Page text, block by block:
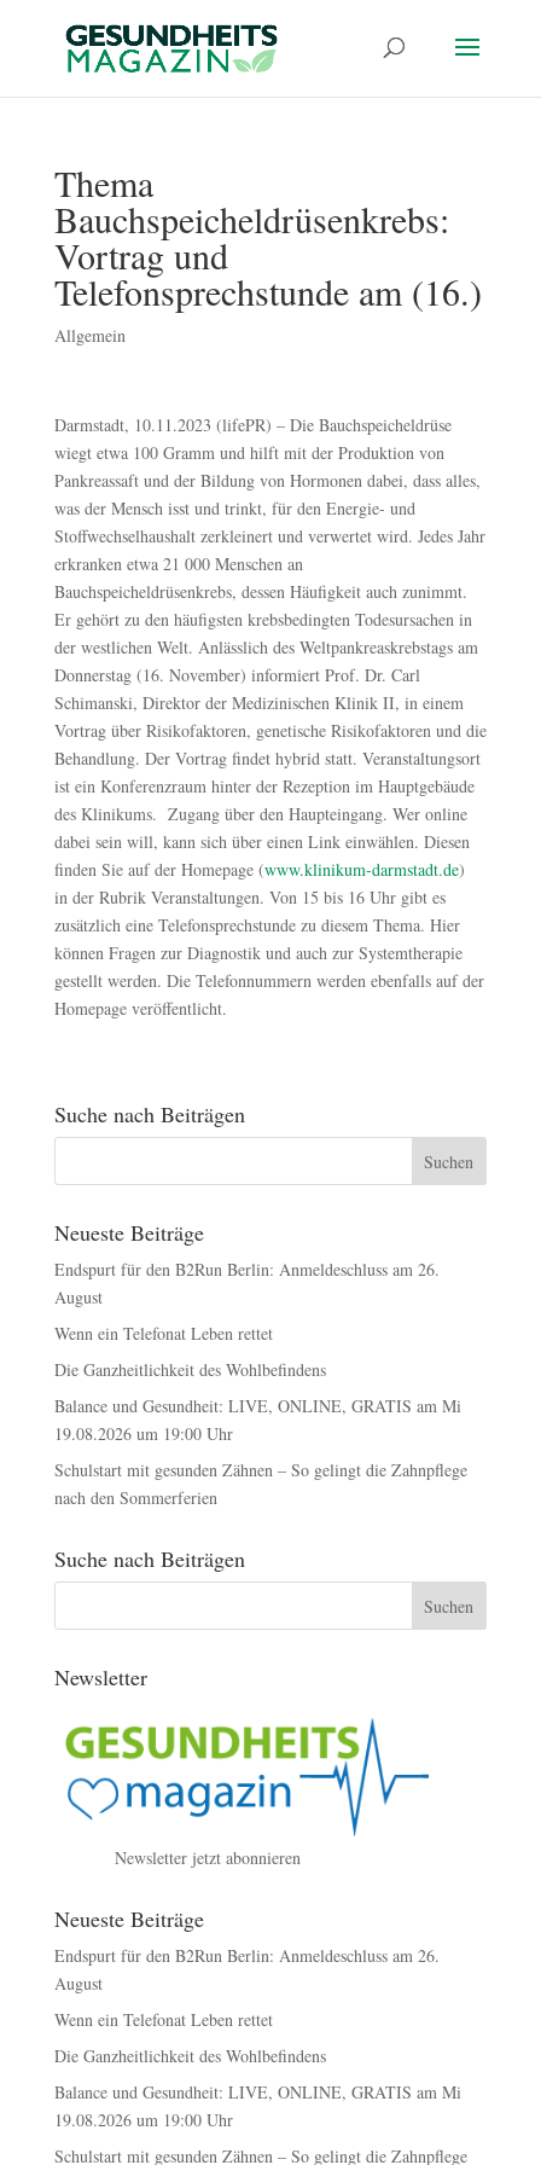
Thema
Bauchspeicheldrüsenkrebs:
Vortrag und
Telefonsprechstunde am (16.)
Allgemein
Darmstadt, 10.11.2023 (lifePR) – Die Bauchspeicheldrüse
wiegt etwa 100 Gramm und hilft mit der Produktion von
Pankreassaft und der Bildung von Hormonen dabei, dass alles,
was der Mensch isst und trinkt, für den Energie- und
Stoffwechselhaushalt zerkleinert und verwertet wird. Jedes Jahr
erkranken etwa 21 000 Menschen an
Bauchspeicheldrüsenkrebs, dessen Häufigkeit auch zunimmt.
Er gehört zu den häufigsten krebsbedingten Todesursachen in
der westlichen Welt. Anlässlich des Weltpankreaskrebstags am
Donnerstag (16. November) informiert Prof. Dr. Carl
Schimanski, Direktor der Medizinischen Klinik II, in einem
Vortrag über Risikofaktoren, genetische Risikofaktoren und die
Behandlung. Der Vortrag findet hybrid statt. Veranstaltungsort
ist ein Konferenzraum hinter der Rezeption im Hauptgebäude
des Klinikums. Zugang über den Haupteingang. Wer online
dabei sein will, kann sich über einen Link einwählen. Diesen
finden Sie auf der Homepage (www.klinikum-darmstadt.de)
in der Rubrik Veranstaltungen. Von 15 bis 16 Uhr gibt es
zusätzlich eine Telefonsprechstunde zu diesem Thema. Hier
können Fragen zur Diagnostik und auch zur Systemtherapie
gestellt werden. Die Telefonnummern werden ebenfalls auf der
Homepage veröffentlicht.
Suche nach Beiträgen
Neueste Beiträge
Endspurt für den B2Run Berlin: Anmeldeschluss am 26.
August
Wenn ein Telefonat Leben rettet
Die Ganzheitlichkeit des Wohlbefindens
Balance und Gesundheit: LIVE, ONLINE, GRATIS am Mi
19.08.2026 um 19:00 Uhr
Schulstart mit gesunden Zähnen – So gelingt die Zahnpflege
nach den Sommerferien
Suche nach Beiträgen
Newsletter
Newsletter jetzt abonnieren
Neueste Beiträge
Endspurt für den B2Run Berlin: Anmeldeschluss am 26.
August
Wenn ein Telefonat Leben rettet
Die Ganzheitlichkeit des Wohlbefindens
Balance und Gesundheit: LIVE, ONLINE, GRATIS am Mi
19.08.2026 um 19:00 Uhr
Schulstart mit gesunden Zähnen – So gelingt die Zahnpflege